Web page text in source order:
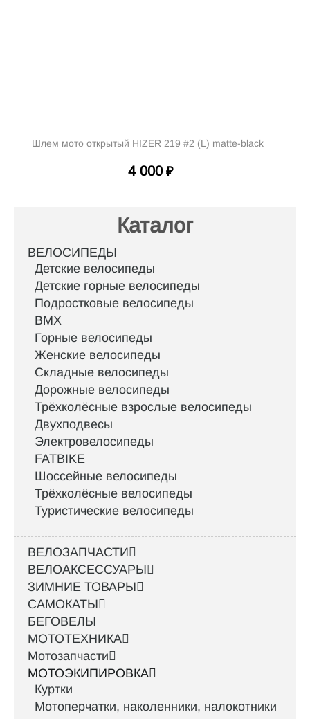
Шлем мото открытый HIZER 219 #2 (L) matte-black
4 000 ₽
Каталог
ВЕЛОСИПЕДЫ
Детские велосипеды
Детские горные велосипеды
Подростковые велосипеды
BMX
Горные велосипеды
Женские велосипеды
Складные велосипеды
Дорожные велосипеды
Трёхколёсные взрослые велосипеды
Двухподвесы
Электровелосипеды
FATBIKE
Шоссейные велосипеды
Трёхколёсные велосипеды
Туристические велосипеды
ВЕЛОЗАПЧАСТИ
ВЕЛОАКСЕССУАРЫ
ЗИМНИЕ ТОВАРЫ
САМОКАТЫ
БЕГОВЕЛЫ
МОТОТЕХНИКА
Мотозапчасти
МОТОЭКИПИРОВКА
Куртки
Мотоперчатки, наколенники, налокотники